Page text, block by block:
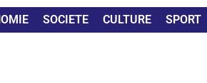
SOCIETE CULTURE SPORT